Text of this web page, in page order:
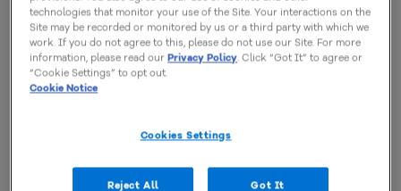
están los primeros pasos que debes tomar.
¡Descarga GRATIS una checklist para trazar tu
progreso!
1. Identifica una necesidad de un
negocio en línea
technologies that monitor your use of the Site. Your interactions on the
Site may be recorded or monitored by us or a third party with which we
work. If you do not agree to this, please do not use our Site. For more
information, please read ourPrivacy Policy. Click “Got It” to agree or
“Cookie Settings” to opt out.
Cookie Notice
Cookies Settings
Reject All Got It